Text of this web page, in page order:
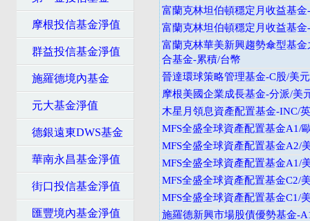
摩根投信基金淨值
群益投信基金淨值
施羅德境內基金
元大基金淨值
德銀遠東DWS基金
華南永昌基金淨值
街口投信基金淨值
匯豐境內基金淨值
富蘭克林坦伯頓穩定月收益基
富蘭克林坦伯頓穩定月收益基
富蘭克林華美新興趨勢傘型基
合基金-累積/台幣
晉達環球策略管理基金-C股/美元
摩根美國企業成長基金-分派/美
木星月領息資產配置基金-INC/
MFS全盛全球資產配置基金A1/
MFS全盛全球資產配置基金A2/
MFS全盛全球資產配置基金A1/
MFS全盛全球資產配置基金C2/
MFS全盛全球資產配置基金C1/
施羅德新興市場股債優勢基金-